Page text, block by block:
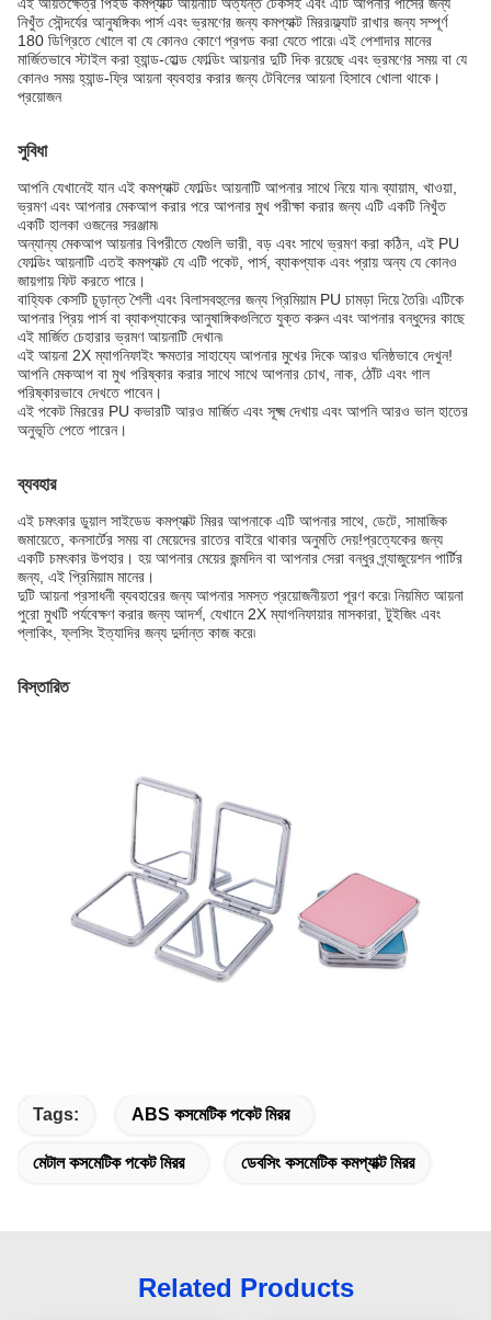
নিখুঁত সৌন্দর্যের আনুষঙ্গিক৷ পার্স এবং ভ্রমণের জন্য কমপ্যাক্ট মিরর৷ফ্ল্যাট রাখার জন্য সম্পূর্ণ
180 ডিগ্রিতে খোলে বা যে কোনও কোণে প্রপড করা যেতে পারে৷ এই পেশাদার মানের
মার্জিতভাবে স্টাইল করা হ্যান্ড-হোল্ড ফোল্ডিং আয়নার দুটি দিক রয়েছে এবং ভ্রমণের সময় বা যে
কোনও সময় হ্যান্ড-ফ্রি আয়না ব্যবহার করার জন্য টেবিলের আয়না হিসাবে খোলা থাকে।
প্রয়োজন
সুবিধা
আপনি যেখানেই যান এই কমপ্যাক্ট ফোল্ডিং আয়নাটি আপনার সাথে নিয়ে যান৷ ব্যায়াম, খাওয়া,
ভ্রমণ এবং আপনার মেকআপ করার পরে আপনার মুখ পরীক্ষা করার জন্য এটি একটি নিখুঁত
একটি হালকা ওজনের সরঞ্জাম৷
অন্যান্য মেকআপ আয়নার বিপরীতে যেগুলি ভারী, বড় এবং সাথে ভ্রমণ করা কঠিন, এই PU
ফোল্ডিং আয়নাটি এতই কমপ্যাক্ট যে এটি পকেট, পার্স, ব্যাকপ্যাক এবং প্রায় অন্য যে কোনও
জায়গায় ফিট করতে পারে।
বাহ্যিক কেসটি চূড়ান্ত শৈলী এবং বিলাসবহুলের জন্য প্রিমিয়াম PU চামড়া দিয়ে তৈরি৷ এটিকে
আপনার প্রিয় পার্স বা ব্যাকপ্যাকের আনুষাঙ্গিকগুলিতে যুক্ত করুন এবং আপনার বন্ধুদের কাছে
এই মার্জিত চেহারার ভ্রমণ আয়নাটি দেখান৷
এই আয়না 2X ম্যাগনিফাইং ক্ষমতার সাহায্যে আপনার মুখের দিকে আরও ঘনিষ্ঠভাবে দেখুন!
আপনি মেকআপ বা মুখ পরিষ্কার করার সাথে সাথে আপনার চোখ, নাক, ঠোঁট এবং গাল
পরিষ্কারভাবে দেখতে পাবেন।
এই পকেট মিররের PU কভারটি আরও মার্জিত এবং সূক্ষ্ম দেখায় এবং আপনি আরও ভাল হাতের
অনুভূতি পেতে পারেন।
ব্যবহার
এই চমৎকার ডুয়াল সাইডেড কমপ্যাক্ট মিরর আপনাকে এটি আপনার সাথে, ডেটে, সামাজিক
জমায়েতে, কনসার্টের সময় বা মেয়েদের রাতের বাইরে থাকার অনুমতি দেয়!প্রত্যেকের জন্য
একটি চমৎকার উপহার। হয় আপনার মেয়ের জন্মদিন বা আপনার সেরা বন্ধুর গ্র্যাজুয়েশন পার্টির
জন্য, এই প্রিমিয়াম মানের।
দুটি আয়না প্রসাধনী ব্যবহারের জন্য আপনার সমস্ত প্রয়োজনীয়তা পূরণ করে৷ নিয়মিত আয়না
পুরো মুখটি পর্যবেক্ষণ করার জন্য আদর্শ, যেখানে 2X ম্যাগনিফায়ার মাসকারা, টুইজিং এবং
প্লাকিং, ফ্লসিং ইত্যাদির জন্য দুর্দান্ত কাজ করে৷
বিস্তারিত
Tags: ABS কসমেটিক পকেট মিরর
মেটাল কসমেটিক পকেট মিরর ডেবসিং কসমেটিক কমপ্যাক্ট মিরর
Related Products